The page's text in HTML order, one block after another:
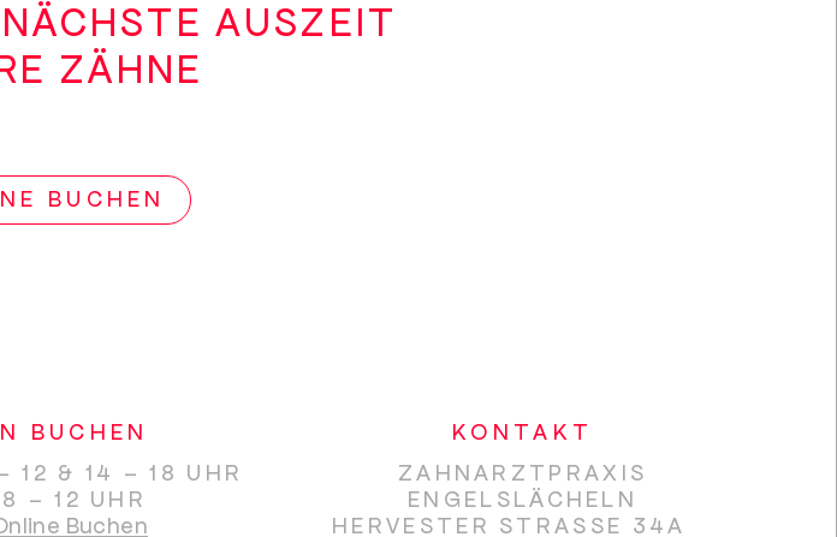
AUSZEIT
ZÄHNE
BUCHEN
BUCHEN
12 & 14 – 18 UHR
– 12 UHR
Buchen (öffnet das Online-Termin-Buchungstool)
KONTAKT
ZAHNARZTPRAXIS
ENGELSLÄCHELN
HERVESTER STRASSE 34A